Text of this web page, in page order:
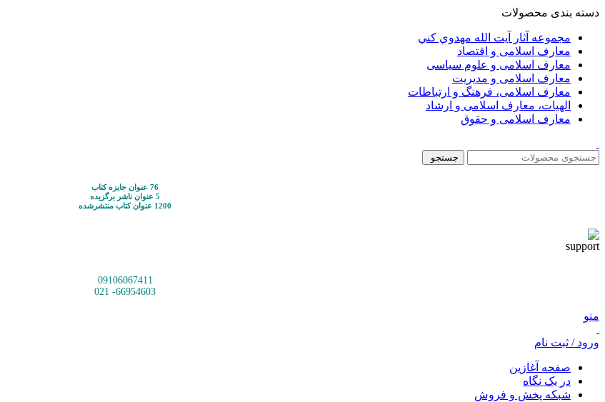
دسته بندی محصولات
مجموعه آثار آيت الله مهدوي كني
معارف اسلامی و اقتصاد
معارف اسلامی و علوم سیاسی
معارف اسلامی و مدیریت
معارف اسلامی، فرهنگ و ارتباطات
الهیات، معارف اسلامی و ارشاد
معارف اسلامی و حقوق
جستجو
76 عنوان جایزه کتاب
5 عنوان ناشر برگزیده
1200 عنوان کتاب منتشرشده
09106067411
66954603- 021
منو
ورود / ثبت نام
صفحه آغازین
در یک نگاه
شبکه پخش و فروش